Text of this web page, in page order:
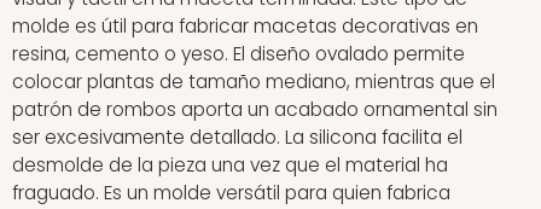
molde es útil para fabricar macetas decorativas en
resina, cemento o yeso. El diseño ovalado permite
colocar plantas de tamaño mediano, mientras que el
patrón de rombos aporta un acabado ornamental sin
ser excesivamente detallado. La silicona facilita el
desmolde de la pieza una vez que el material ha
fraguado. Es un molde versátil para quien fabrica